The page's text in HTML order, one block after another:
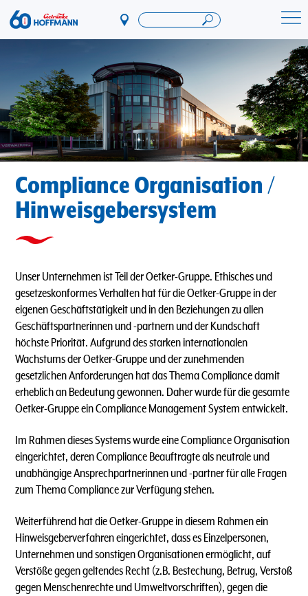
Direkt
zum
Inhalt
Startseite Getränke Hoffmann
Compliance Organisation /
Hinweisgebersystem
Unser Unternehmen ist Teil der Oetker-Gruppe. Ethisches und
gesetzeskonformes Verhalten hat für die Oetker-Gruppe in der
eigenen Geschäftstätigkeit und in den Beziehungen zu allen
Geschäftspartnerinnen und -partnern und der Kundschaft
höchste Priorität. Aufgrund des starken internationalen
Wachstums der Oetker-Gruppe und der zunehmenden
gesetzlichen Anforderungen hat das Thema Compliance damit
erheblich an Bedeutung gewonnen. Daher wurde für die gesamte
Oetker-Gruppe ein Compliance Management System entwickelt.
Im Rahmen dieses Systems wurde eine Compliance Organisation
eingerichtet, deren Compliance Beauftragte als neutrale und
unabhängige Ansprechpartnerinnen und -partner für alle Fragen
zum Thema Compliance zur Verfügung stehen.
Weiterführend hat die Oetker-Gruppe in diesem Rahmen ein
Hinweisgeberverfahren eingerichtet, dass es Einzelpersonen,
Unternehmen und sonstigen Organisationen ermöglicht, auf
Verstöße gegen geltendes Recht (z.B. Bestechung, Betrug, Verstoß
gegen Menschenrechte und Umweltvorschriften), gegen die